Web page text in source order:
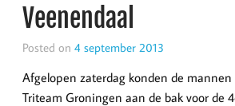
Veenendaal
Posted on 4 september 2013
Afgelopen zaterdag konden de mannen
Triteam Groningen aan de bak voor de